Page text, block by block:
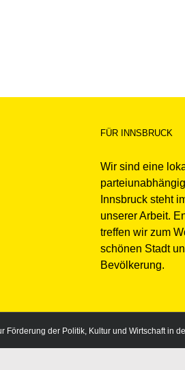
FÜR INNSBRUCK
Wir sind eine
Innsbruck steht
unserer Arbeit.
treffen wir zum
schönen Stadt
Bevölkerung.
Förderung der Politik, Kultur und Wirtschaft in